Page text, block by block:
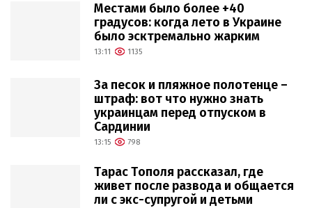
Местами было более +40
градусов: когда лето в Украине
было эсктремально жарким
13:11 1135
За песок и пляжное полотенце –
штраф: вот что нужно знать
украинцам перед отпуском в
Сардинии
13:15 798
Тарас Тополя рассказал, где
живет после развода и общается
ли с экс-супругой и детьми